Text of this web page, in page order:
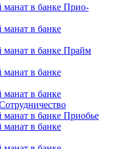
в банке Прио-
в банке
в банке Прайм
в банке
в банке
в банке Приобье
в банке